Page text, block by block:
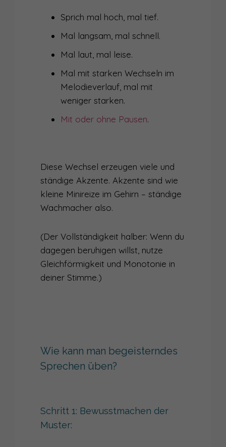
Sprich mal hoch, mal tief.
Mal langsam, mal schnell.
Mal laut, mal leise.
Mal mit starken Wechseln im
Melodieverlauf, mal mit
weniger starken.
Mit oder ohne Pausen.
Diese Wechsel erzeugen viele und
ständige Akzente. Akzente sind wie
kleine Minireize im Gehirn – ständige
Wachmacher also.
(Der Vollständigkeit halber: Wenn du
dagegen beruhigen willst, nutze
Gleichförmigkeit und Monotonie in
deiner Stimme.)
Wie kann man begeisterndes
Sprechen üben?
Schritt 1: Bewusstmachen der
Muster: